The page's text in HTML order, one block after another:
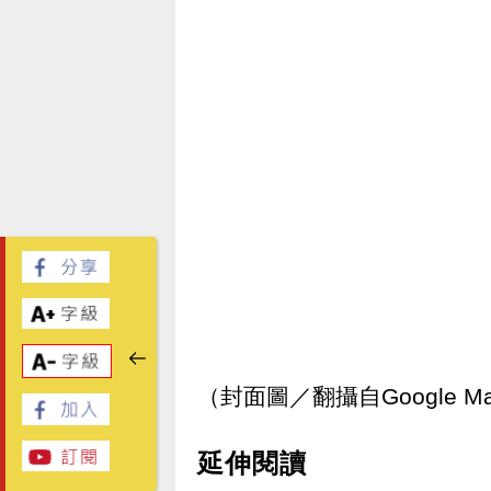
（封面圖／翻攝自Google
延伸閱讀